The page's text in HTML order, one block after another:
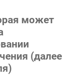
может
(далее